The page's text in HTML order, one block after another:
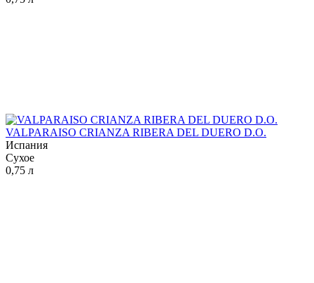
VALPARAISO CRIANZA RIBERA DEL DUERO D.O.
Испания
Сухое
0,75 л